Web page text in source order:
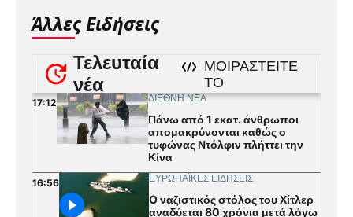
Άλλες Ειδήσεις